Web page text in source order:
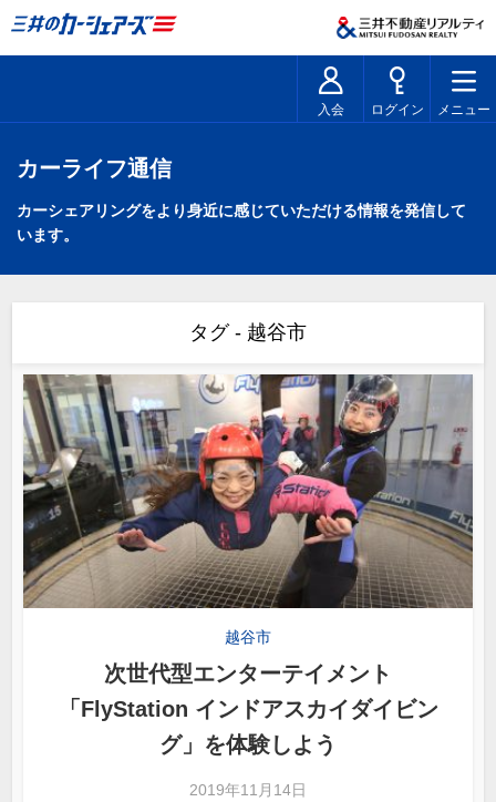
入会 ログイン メニュー
カーライフ通信
カーシェアリングをより身近に感じていただける情報を発信して
います。
タグ - 越谷市
越谷市
次世代型エンターテイメント
「FlyStation インドアスカイダイビン
グ」を体験しよう
2019年11月14日